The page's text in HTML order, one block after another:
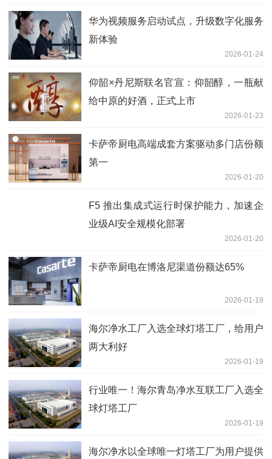
华为视频服务启动试点，升级数字化服务
新体验
2026-01-24
仰韶×丹尼斯联名官宣：仰韶醇，一瓶献
给中原的好酒，正式上市
2026-01-23
卡萨帝厨电高端成套方案驱动多门店份额
第一
2026-01-20
F5 推出集成式运行时保护能力，加速企
业级AI安全规模化部署
2026-01-20
卡萨帝厨电在博洛尼渠道份额达65%
2026-01-19
海尔净水工厂入选全球灯塔工厂，给用户
两大利好
2026-01-19
行业唯一！海尔青岛净水互联工厂入选全
球灯塔工厂
2026-01-19
海尔净水以全球唯一灯塔工厂为用户提供